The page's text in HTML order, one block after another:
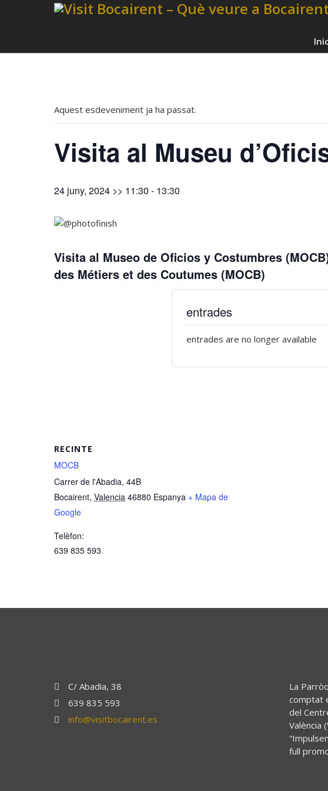
Aquest esdeveniment ja ha passat.
Visita al Museu
24 juny, 2024 >> 11:30 - 13:30
Visita al Museo de Oficios y Costumbres
des Métiers et des Coutumes (MOCB)
RECINTE
MOCB
Carrer de l'Abadia, 44B
Bocairent, Valencia 46880 Espanya + Mapa de
Google
Telèfon:
639 835 593
entrades
entrades are no longer available
C/ Abadia, 38
639 835 593
info@visitbocairent.es
La
comptat
del
València
full